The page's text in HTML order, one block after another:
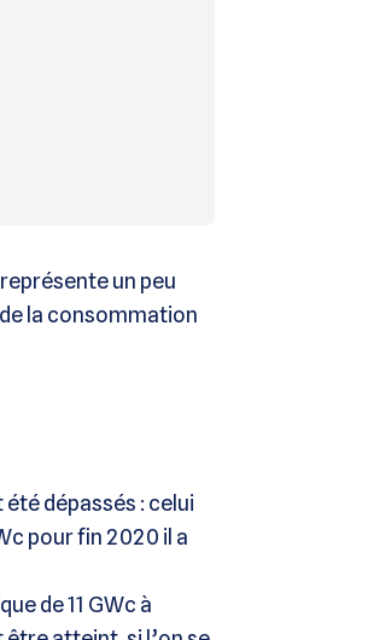
un peu
la consommation
dépassés : celui
pour fin 2020 il a
de 11 GWc à